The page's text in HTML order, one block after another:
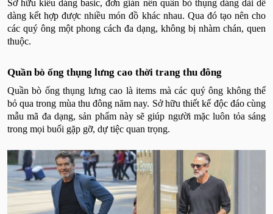
Sở hữu kiểu dáng basic, đơn giản nên quần bò thụng dáng dài dễ
dàng kết hợp được nhiều món đồ khác nhau. Qua đó tạo nên cho
các quý ông một phong cách đa dạng, không bị nhàm chán, quen
thuộc.
Quần bò ống thụng lưng cao thời trang thu đông
Quần bò ống thụng lưng cao là items mà các quý ông không thể
bỏ qua trong mùa thu đông năm nay. Sở hữu thiết kế độc đáo cùng
mẫu mã đa dạng, sản phẩm này sẽ giúp người mặc luôn tỏa sáng
trong mọi buổi gặp gỡ, dự tiệc quan trọng.